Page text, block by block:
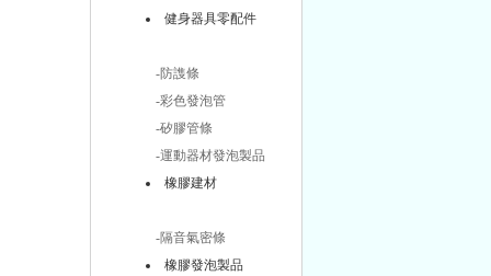
健身器具零配件
-防謢條
-彩色發泡管
-矽膠管條
-運動器材發泡製品
橡膠建材
-隔音氣密條
橡膠發泡製品